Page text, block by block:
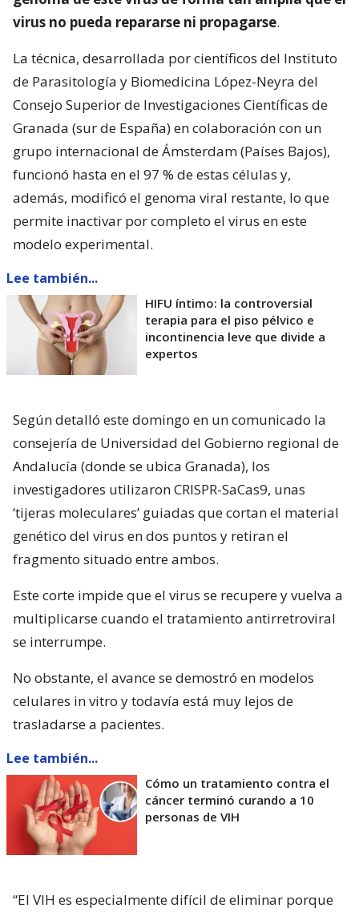
virus no pueda repararse ni propagarse.
La técnica, desarrollada por científicos del Instituto
de Parasitología y Biomedicina López-Neyra del
Consejo Superior de Investigaciones Científicas de
Granada (sur de España) en colaboración con un
grupo internacional de Ámsterdam (Países Bajos),
funcionó hasta en el 97 % de estas células y,
además, modificó el genoma viral restante, lo que
permite inactivar por completo el virus en este
modelo experimental.
Lee también...
HIFU íntimo: la controversial
terapia para el piso pélvico e
incontinencia leve que divide a
expertos
Según detalló este domingo en un comunicado la
consejería de Universidad del Gobierno regional de
Andalucía (donde se ubica Granada), los
investigadores utilizaron CRISPR-SaCas9, unas
‘tijeras moleculares’ guiadas que cortan el material
genético del virus en dos puntos y retiran el
fragmento situado entre ambos.
Este corte impide que el virus se recupere y vuelva a
multiplicarse cuando el tratamiento antirretroviral
se interrumpe.
No obstante, el avance se demostró en modelos
celulares in vitro y todavía está muy lejos de
trasladarse a pacientes.
Lee también...
Cómo un tratamiento contra el
cáncer terminó curando a 10
personas de VIH
“El VIH es especialmente difícil de eliminar porque